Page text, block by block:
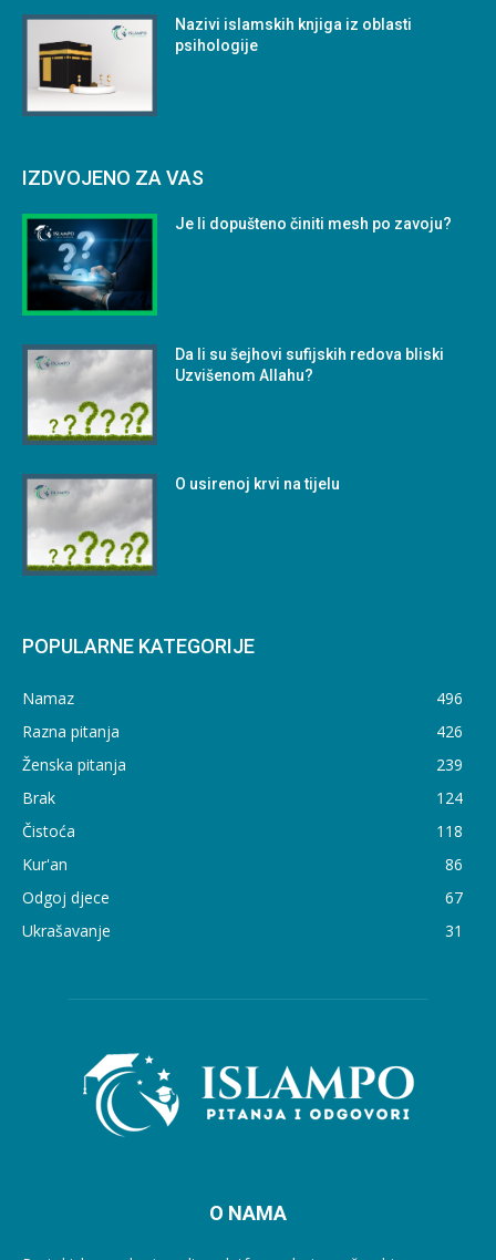
Nazivi islamskih knjiga iz oblasti
psihologije
IZDVOJENO ZA VAS
Je li dopušteno činiti mesh po zavoju?
Da li su šejhovi sufijskih redova bliski
Uzvišenom Allahu?
O usirenoj krvi na tijelu
POPULARNE KATEGORIJE
Namaz
496
Razna pitanja
426
Ženska pitanja
239
Brak
124
Čistoća
118
Kur'an
86
Odgoj djece
67
Ukrašavanje
31
O NAMA